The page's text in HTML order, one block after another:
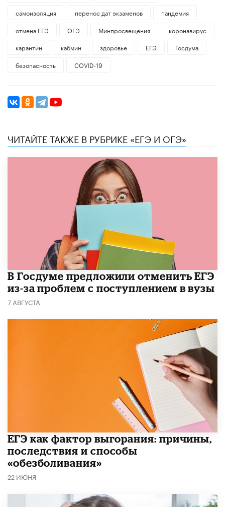
самоизоляция
перенос дат экзаменов
пандемия
отмена ЕГЭ
ОГЭ Минпросвещения
коронавирус
карантин
кабмин здоровье ЕГЭ
Госдума
безопасность
COVID-19
ЧИТАЙТЕ ТАКЖЕ В РУБРИКЕ «ЕГЭ И ОГЭ»
В Госдуме предложили отменить ЕГЭ
из-за проблем с поступлением в вузы
7 АВГУСТА
​ЕГЭ как фактор выгорания: причины,
последствия и способы
«обезболивания»
22 ИЮНЯ